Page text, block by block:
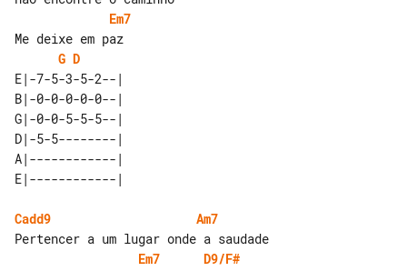
Em7
G D
E|-7-5-3-5-2--|
B|-0-0-0-0-0--|
G|-0-0-5-5-5--|
D|-5-5--------|
A|------------|
Cadd9
Am7
Em7
D9/F#